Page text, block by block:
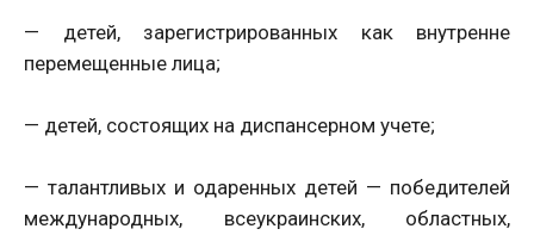
— детей, зарегистрированных как внутренне
перемещенные лица;
— детей, состоящих на диспансерном учете;
— талантливых и одаренных детей — победителей
международных, всеукраинских, областных,